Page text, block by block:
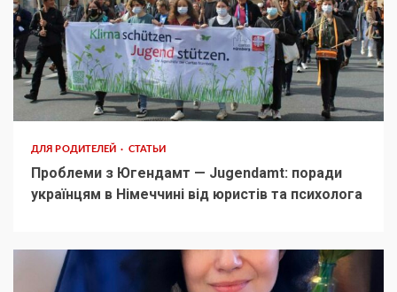
ДЛЯ РОДИТЕЛЕЙ СТАТЬИ
Проблеми з Югендамт — Jugendamt: поради
українцям в Німеччині від юристів та психолога